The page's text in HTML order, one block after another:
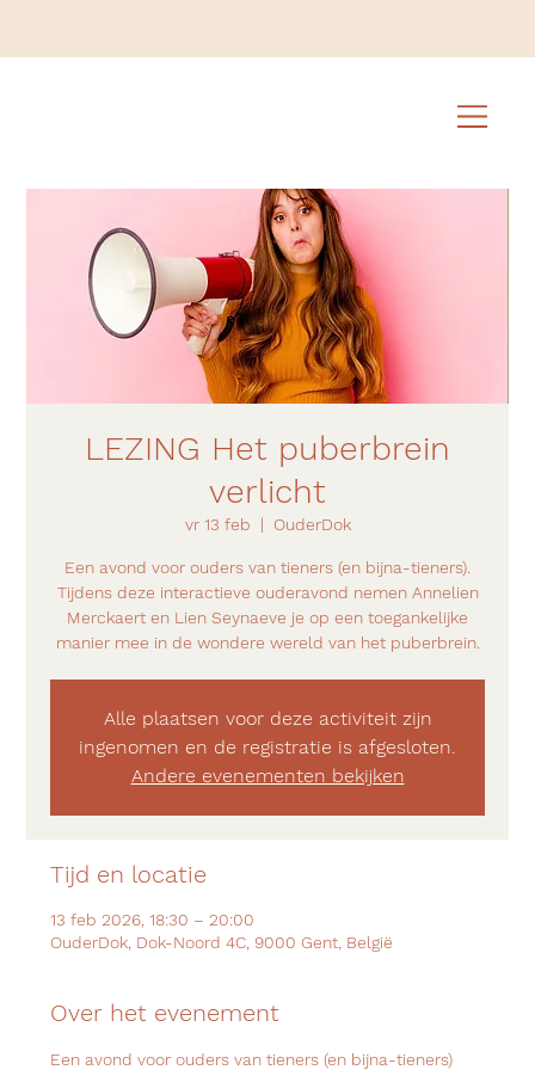
LEZING Het puberbrein
verlicht
vr 13 feb
  |
OuderDok
Een avond voor ouders van tieners (en bijna-tieners).
Tijdens deze interactieve ouderavond nemen Annelien
Merckaert en Lien Seynaeve je op een toegankelijke
manier mee in de wondere wereld van het puberbrein.
Alle plaatsen voor deze activiteit zijn
ingenomen en de registratie is afgesloten.
Andere evenementen bekijken
Tijd en locatie
13 feb 2026, 18:30 – 20:00
OuderDok, Dok-Noord 4C, 9000 Gent, België
Over het evenement
Een avond voor ouders van tieners (en bijna-tieners)